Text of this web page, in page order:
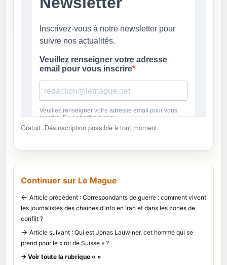
Gratuit. Désinscription possible à tout moment.
Continuer sur Le Mague
← Article précédent : Correspondants de guerre : comment vivent
les journalistes des chaînes d’info en Iran et dans les zones de
conflit ?
→ Article suivant : Qui est Jonas Lauwiner, cet homme qui se
prend pour le « roi de Suisse » ?
→ Voir toute la rubrique « »